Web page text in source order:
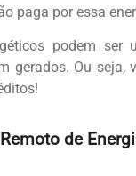
paga por essa
podem ser
gerados. Ou seja,
de